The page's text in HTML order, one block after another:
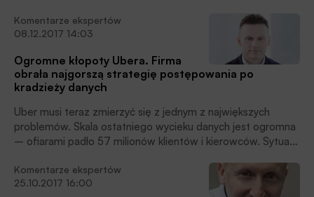
programów szkoleniowych oraz zlecanie wykonawcom
zewnętrznym zadań związanych z wykrywaniem zagrożeń i
Komentarze ekspertów
08.12.2017 14:03
Ogromne kłopoty Ubera. Firma
obrała najgorszą strategię postępowania po
kradzieży danych
Uber musi teraz zmierzyć się z jednym z największych
problemów. Skala ostatniego wycieku danych jest ogromna
– ofiarami padło 57 milionów klientów i kierowców. Sytuacji
wycieku oraz zapłacenia cyberprzestępcom ogromnej sumy
– 100 000 USD.
Komentarze ekspertów
25.10.2017 16:00